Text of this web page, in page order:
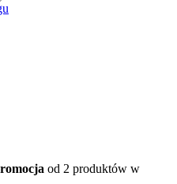
od 2 produktów w